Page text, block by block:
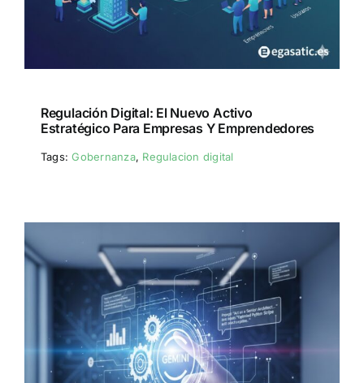
Regulación Digital: El Nuevo Activo
Estratégico Para Empresas Y Emprendedores
Tags:Gobernanza, Regulacion digital